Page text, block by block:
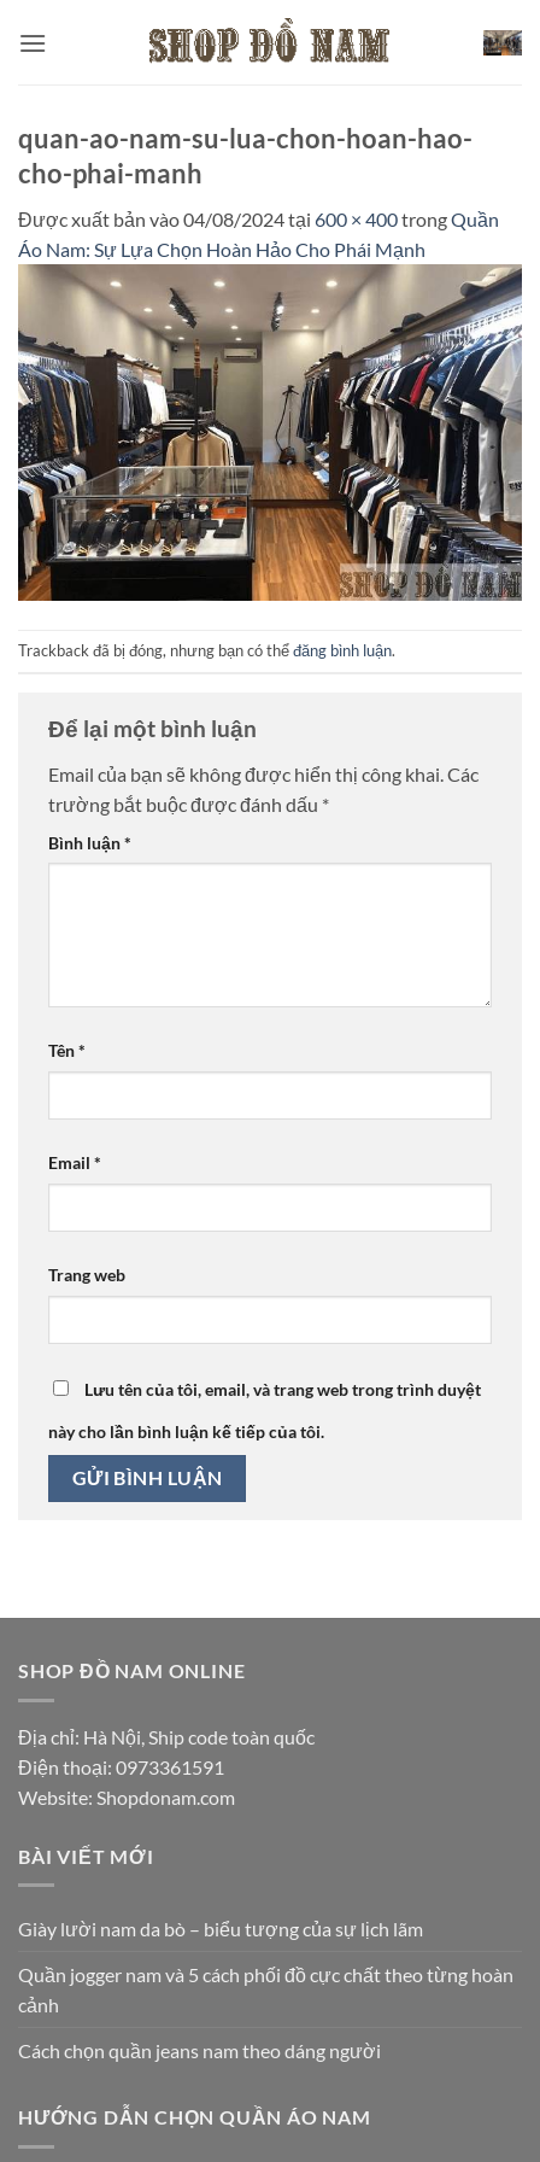
qua
quan-ao-nam-su-lua-chon-hoan-hao-
cho-phai-manh
Được xuất bản vào04/08/2024tại 600 × 400trongQuần
Áo Nam: Sự Lựa Chọn Hoàn Hảo Cho Phái Mạnh
Trackback đã bị đóng, nhưng bạn có thểđăng bình luận.
Để lại một bình luận
Email của bạn sẽ không được hiển thị công khai. Các
trường bắt buộc được đánh dấu *
Bình luận*
Tên*
Email *
Trang web
Lưu tên của tôi, email, và trang web trong trình duyệt
này cho lần bình luận kế tiếp của tôi.
SHOP ĐỒ NAM ONLINE
Địa chỉ: Hà Nội, Ship code toàn quốc
Điện thoại: 0973361591
Website: Shopdonam.com
BÀI VIẾT MỚI
Giày lười nam da bò – biểu tượng của sự lịch lãm
Quần jogger nam và 5 cách phối đồ cực chất theo từng hoàn
cảnh
Cách chọn quần jeans nam theo dáng người
HƯỚNG DẪN CHỌN QUẦN ÁO NAM